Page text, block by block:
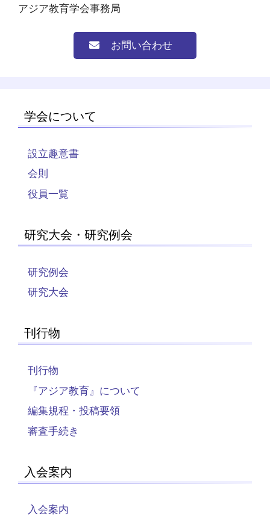
アジア教育学会事務局
お問い合わせ
学会について
設立趣意書
会則
役員一覧
研究大会・研究例会
研究例会
研究大会
刊行物
刊行物
『アジア教育』について
編集規程・投稿要領
審査手続き
入会案内
入会案内